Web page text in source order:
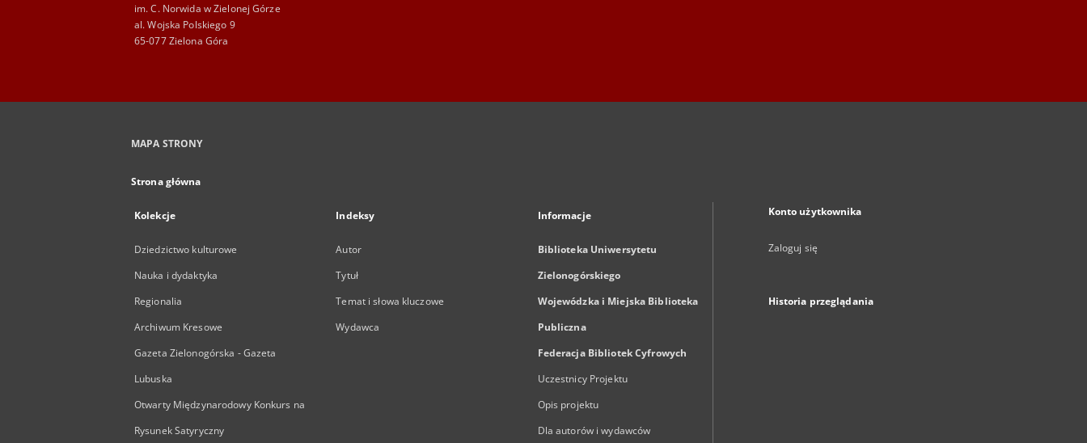
im. C. Norwida w Zielonej Górze
al. Wojska Polskiego 9
65-077 Zielona Góra
MAPA STRONY
Strona główna
Kolekcje
Dziedzictwo kulturowe
Nauka i dydaktyka
Regionalia
Archiwum Kresowe
Gazeta Zielonogórska - Gazeta
Lubuska
Otwarty Międzynarodowy Konkurs na
Rysunek Satyryczny
Indeksy
Autor
Tytuł
Temat i słowa kluczowe
Wydawca
Informacje
Biblioteka Uniwersytetu
Zielonogórskiego
Wojewódzka i Miejska Biblioteka
Publiczna
Federacja Bibliotek Cyfrowych
Uczestnicy Projektu
Opis projektu
Dla autorów i wydawców
Konto użytkownika
Zaloguj się
Historia przeglądania